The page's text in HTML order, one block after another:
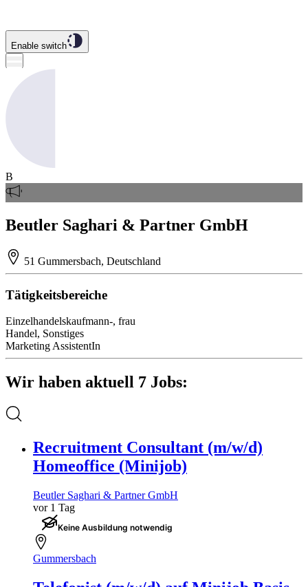
Enable switch
B
Beutler Saghari & Partner GmbH
51 Gummersbach, Deutschland
Tätigkeitsbereiche
Einzelhandelskaufmann-, frau
Handel, Sonstiges
Marketing AssistentIn
Wir haben aktuell 7 Jobs:
Recruitment Consultant (m/w/d)
Homeoffice (Minijob)
Beutler Saghari & Partner GmbH
vor 1 Tag
Keine Ausbildung notwendig
Gummersbach